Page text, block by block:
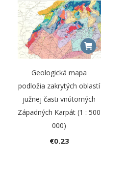
Geologická mapa
podložia zakrytých oblastí
južnej časti vnútorných
Západných Karpát (1 : 500
000)
€0.23